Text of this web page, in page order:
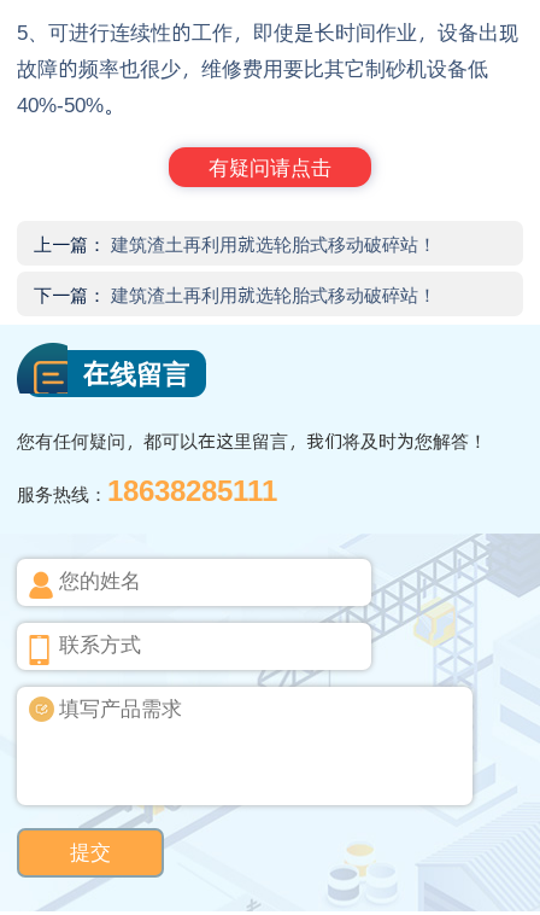
5、可进行连续性的工作，即使是长时间作业，设备出现
故障的频率也很少，维修费用要比其它制砂机设备低
40%-50%。
有疑问请点击
上一篇： 建筑渣土再利用就选轮胎式移动破碎站！
下一篇： 建筑渣土再利用就选轮胎式移动破碎站！
在线留言
您有任何疑问，都可以在这里留言，我们将及时为您解答！
服务热线： 18638285111
提交